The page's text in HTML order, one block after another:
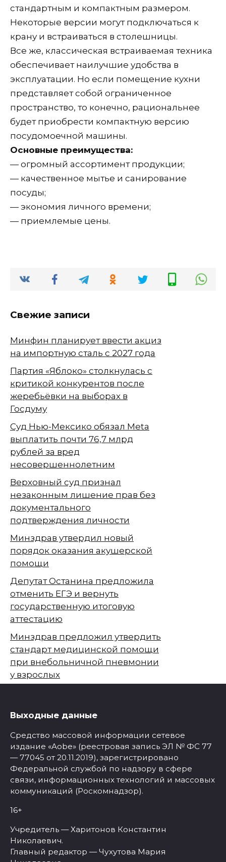
стандартным и компактным размером.
Некоторые версии могут подключаться к
крану и встраиваться в столешницы.
Все же, классическая встраиваемая техника
обеспечивает наилучшие удобства в
эксплуатации. Но если помещение кухни
представляет собой ограниченное
пространство, то конечно, рациональнее
будет приобрести компактную версию
посудомоечной машины.
Основные преимущества:
— огромный ассортимент продукции;
— качественное мытье и санирование
посуды;
— экономия личного времени;
— приемлемые цены.
Свежие записи
Минфин планирует ввести акциз
на импортную сталь с 2027 года
Партия «Яблоко» столкнулась с
критикой конкурентов после
жеребьёвки на выборах в
Госдуму
Суд Нью-Мексико обязал Meta
выплатить почти 76,7 млрд
рублей за вред
несовершеннолетним
Верховный суд признал
незаконным лишение прав без
документального
подтверждения личности
Минздрав утвердил новый
порядок оказания акушерской
помощи
Депутат Останина предложила
отменить ЕГЭ и вернуть
государственную итоговую
аттестацию
Минздрав предложил утвердить
стандарт медицинской помощи
при внебольничной пневмонии
у взрослых
Выходные данные
Средство массовой информации сетевое
издание «Aobe» (реестровая запись ЭЛ № ФС 77
— 77045 от 20.11.2019), зарегистрировано
Федеральной службой по надзору в сфере
связи, информационных технологий и массовых
коммуникаций (Роскомнадзор).
16+
Учредитель — Харитонов Константин
Николаевич.
Главный редактор — Чухутова Мария